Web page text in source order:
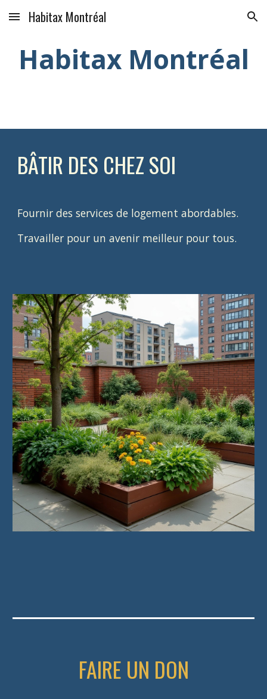
Skip to main content Skip to navigation
Habitax Montréal
Habitax Montréal
BÂTIR DES CHEZ SOI
Fournir des services de logement abordables.
Travailler pour un avenir meilleur pour tous.
FAIRE UN DON